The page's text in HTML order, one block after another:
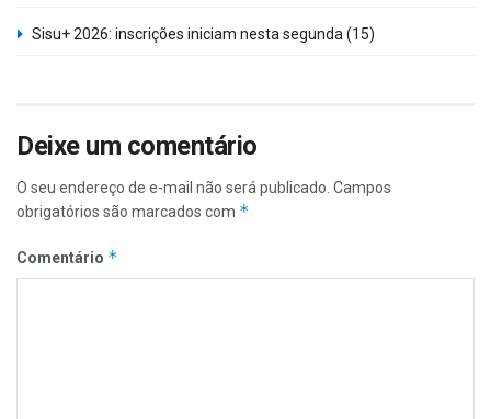
Sisu+ 2026: inscrições iniciam nesta segunda (15)
Deixe um comentário
O seu endereço de e-mail não será publicado. Campos
obrigatórios são marcados com *
Comentário *